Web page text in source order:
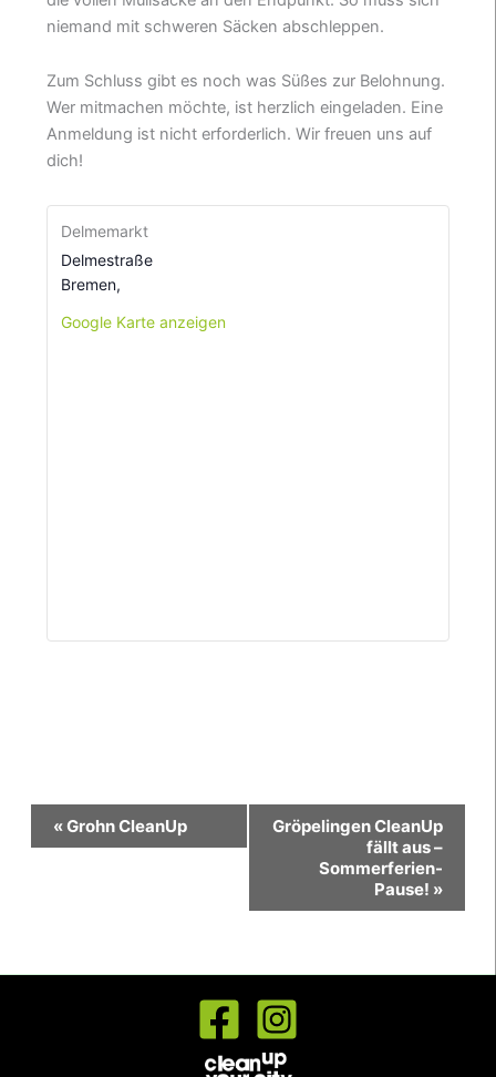
niemand mit schweren Säcken abschleppen.
Zum Schluss gibt es noch was Süßes zur Belohnung.
Wer mitmachen möchte, ist herzlich eingeladen. Eine
Anmeldung ist nicht erforderlich. Wir freuen uns auf
dich!
Delmemarkt
Delmestraße
Bremen,
Google Karte anzeigen
Veranstaltung-
Navigation
«Grohn CleanUp
Gröpelingen CleanUp
fällt aus –
Sommerferien-
Pause! »